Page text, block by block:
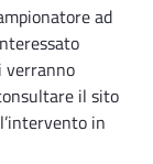
ad
verranno
il sito
in